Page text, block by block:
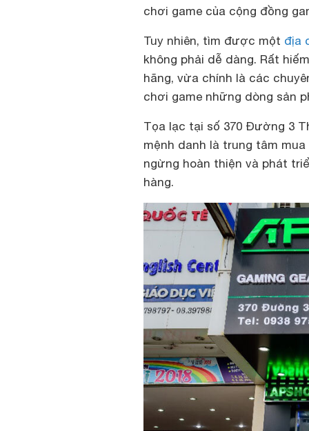
chơi game của cộng đồng
Tuy nhiên, tìm được một địa
không phải dễ dàng. Rất
hãng, vừa chính là các
chơi game những dòng sản
Tọa lạc tại số 370 Đường 3
mệnh danh là trung tâm
ngừng hoàn thiện và phát
hàng.